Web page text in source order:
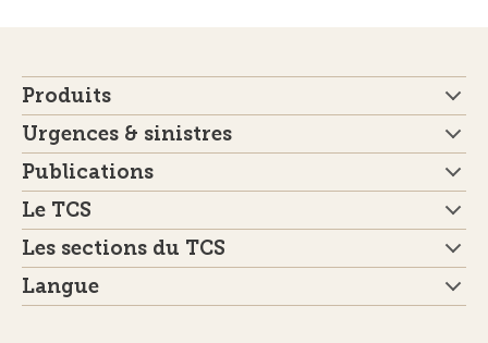
Produits
Urgences & sinistres
Publications
Le TCS
Les sections du TCS
Langue